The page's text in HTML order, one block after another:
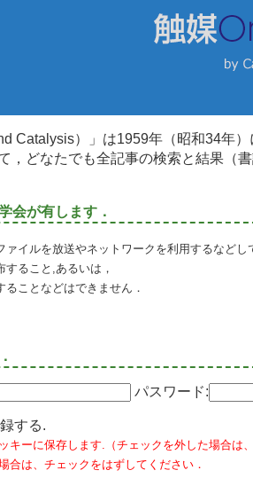
Catalysis）」は1959年（昭和34年
，どなたでも全記事の検索と結果（
会が有します．
ァイルを放送やネットワークを利用するなど
すること,あるいは，
ことなどはできません．
パスワード:
する.
キーに保存します.（チェックを外した場合は
合は、チェックをはずしてください．